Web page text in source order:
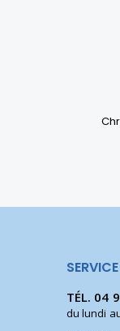
TÉL. 04
du lundi